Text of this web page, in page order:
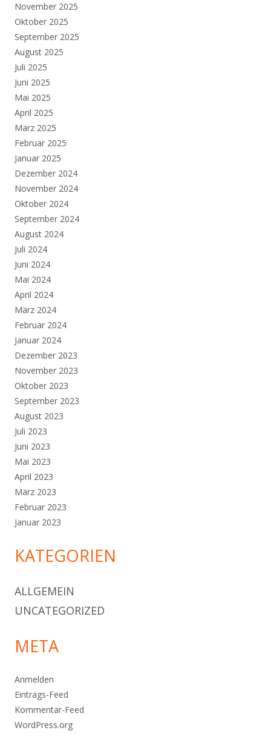
November 2025
Oktober 2025
September 2025
August 2025
Juli 2025
Juni 2025
Mai 2025
April 2025
März 2025
Februar 2025
Januar 2025
Dezember 2024
November 2024
Oktober 2024
September 2024
August 2024
Juli 2024
Juni 2024
Mai 2024
April 2024
März 2024
Februar 2024
Januar 2024
Dezember 2023
November 2023
Oktober 2023
September 2023
August 2023
Juli 2023
Juni 2023
Mai 2023
April 2023
März 2023
Februar 2023
Januar 2023
KATEGORIEN
ALLGEMEIN
UNCATEGORIZED
META
Anmelden
Eintrags-Feed
Kommentar-Feed
WordPress.org